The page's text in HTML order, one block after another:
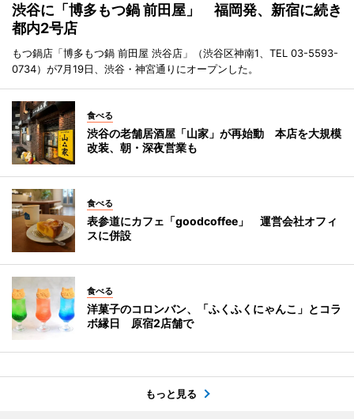
渋谷に「博多もつ鍋 前田屋」 福岡発、新宿に続き
都内2号店
もつ鍋店「博多もつ鍋 前田屋 渋谷店」（渋谷区神南1、TEL 03-5593-
0734）が7月19日、渋谷・神宮通りにオープンした。
食べる
渋谷の老舗居酒屋「山家」が再始動 本店を大規模
改装、朝・深夜営業も
食べる
表参道にカフェ「goodcoffee」 運営会社オフィ
スに併設
食べる
洋菓子のコロンバン、「ふくふくにゃんこ」とコラ
ボ縁日 原宿2店舗で
もっと見る